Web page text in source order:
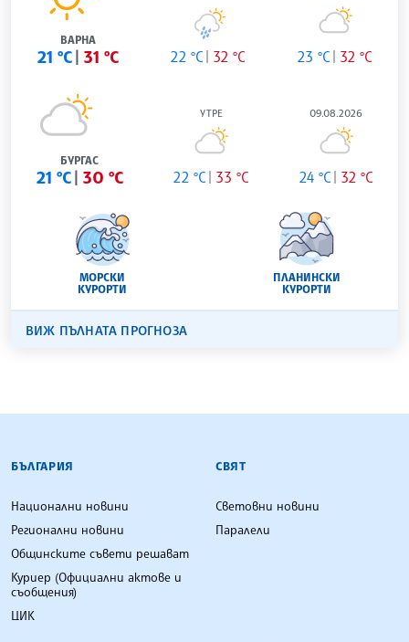
ВАРНА
21 °C 31 °C 22 °C 32 °C 23 °C 32 °C
БУРГАС
21 °C 30 °C
УТРЕ
22 °C 33 °C
09.08.2026
24 °C 32 °C
МОРСКИ
КУРОРТИ
ПЛАНИНСКИ
КУРОРТИ
ВИЖ ПЪЛНАТА ПРОГНОЗА
БЪЛГАРСКА ТЕЛЕГРАФНА АГЕНЦИЯ
БЪЛГАРИЯ
Национални новини
Регионални новини
Общинските съвети решават
Куриер (Официални актове и
съобщения)
ЦИК
СВЯТ
Световни новини
Паралели